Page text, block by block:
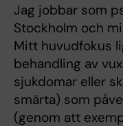
Jag jobbar som
Stockholm och
Mitt huvudfokus
behandling av
sjukdomar eller
smärta) som
(genom att